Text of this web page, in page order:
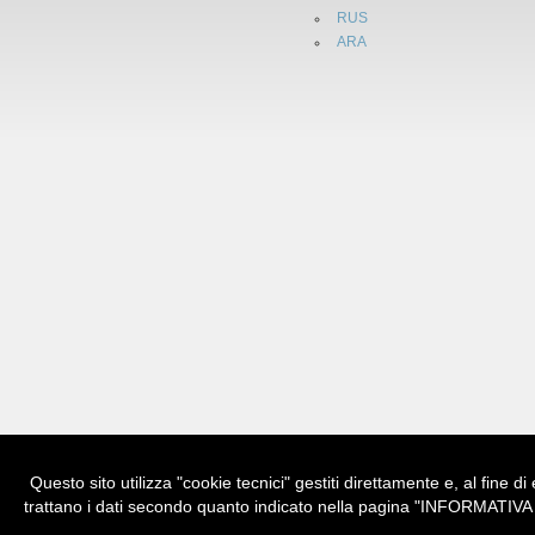
Questo sito utilizza "cookie tecnici" gestiti direttamente e, al fine
trattano i dati secondo quanto indicato nella pagina
RUS
ARA